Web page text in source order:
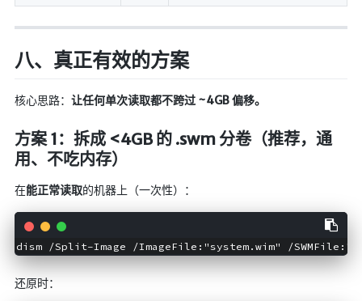
八、真正有效的方案
核心思路： 让任何单次读取都不跨过 ~4GB 偏移。
方案 1：拆成 <4GB 的 .swm 分卷（推荐，通
用、不吃内存）
在能正常读取的机器上（一次性）：
dism /Split-Image /ImageFile:"system.wim" /
还原时：